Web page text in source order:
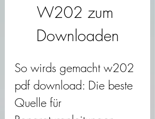
W202 zum
Downloaden
So wirds gemacht w202
pdf download: Die beste
Quelle für